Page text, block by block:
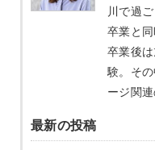
川で過
卒業と
卒業後
験。そ
ージ関
最新の投稿